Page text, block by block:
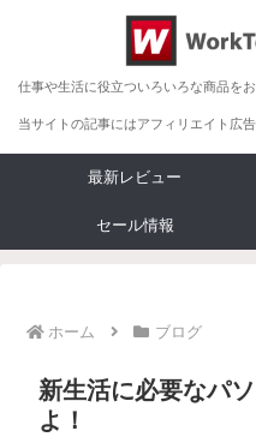
仕事や生活に役立ついろいろな商品を
当サイトの記事にはアフィリエイト広告
最新レビュー
セール情報
ホーム ブログ
新生活に必要なパ
よ！